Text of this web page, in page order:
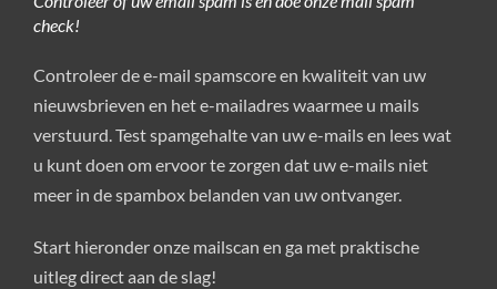
check!
Controleer de e-mail spamscore en kwaliteit van uw
nieuwsbrieven en het e-mailadres waarmee u mails
verstuurd. Test spamgehalte van uw e-mails en lees wat
u kunt doen om ervoor te zorgen dat uw e-mails niet
meer in de spambox belanden van uw ontvanger.
Start hieronder onze mailscan en ga met praktische
uitleg direct aan de slag!